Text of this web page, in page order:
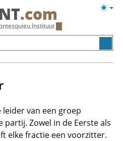
.com
Instituut
van een groep
partij. Zowel in de Eerste als
elke fractie een voorzitter.